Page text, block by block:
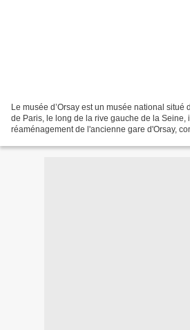
Le musée d’Orsay est un musée national situé
de Paris, le long de la rive gauche de la Seine,
réaménagement de l'ancienne gare d'Orsay,